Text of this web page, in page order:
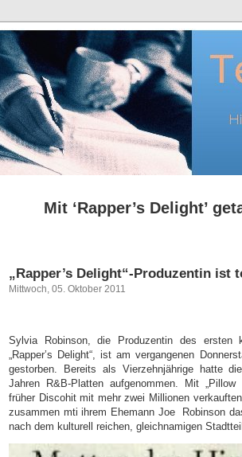
Mit ‘Rapper’s Delight’
„Rapper’s Delight“-Produzentin ist
Mittwoch, 05. Oktober 2011
Sylvia Robinson, die Produzentin des ersten
„Rapper’s Delight“, ist am vergangenen
gestorben. Bereits als Vierzehnjährige hatte
Jahren R&B-Platten aufgenommen. Mit
früher Discohit mit mehr zwei Millionen
zusammen mti ihrem Ehemann Joe Robinson
nach dem kulturell reichen, gleichnamigen